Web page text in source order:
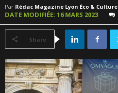
Par Rédac Magazine Lyon Éco & Culture
DATE MODIFIÉE: 16 MARS 2023
Share